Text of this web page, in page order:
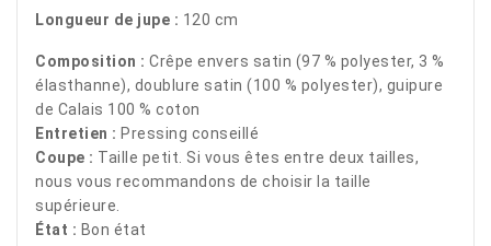
Longueur de jupe : 120 cm
Composition : Crêpe envers satin (97 % polyester, 3 %
élasthanne), doublure satin (100 % polyester), guipure
de Calais 100 % coton
Entretien : Pressing conseillé
Coupe : Taille petit. Si vous êtes entre deux tailles,
nous vous recommandons de choisir la taille
supérieure.
État : Bon état